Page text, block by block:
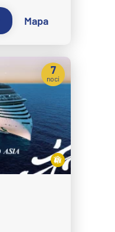
Mapa
7
nocí